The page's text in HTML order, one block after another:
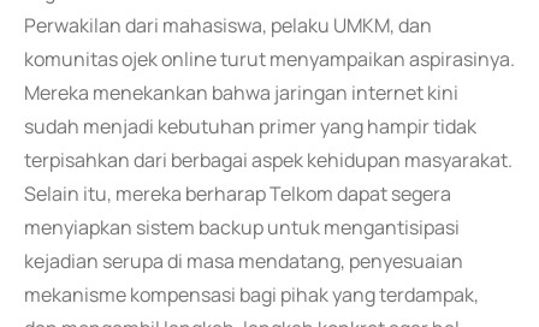
Perwakilan dari mahasiswa, pelaku UMKM, dan
komunitas ojek online turut menyampaikan aspirasinya.
Mereka menekankan bahwa jaringan internet kini
sudah menjadi kebutuhan primer yang hampir tidak
terpisahkan dari berbagai aspek kehidupan masyarakat.
Selain itu, mereka berharap Telkom dapat segera
menyiapkan sistem backup untuk mengantisipasi
kejadian serupa di masa mendatang, penyesuaian
mekanisme kompensasi bagi pihak yang terdampak,